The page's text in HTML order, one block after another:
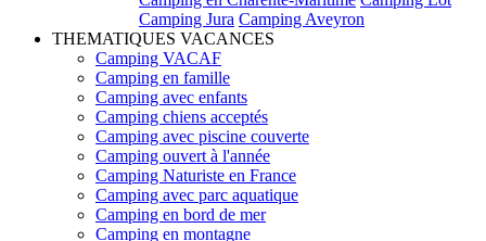
Camping Jura Camping Aveyron
THEMATIQUES VACANCES
Camping VACAF
Camping en famille
Camping avec enfants
Camping chiens acceptés
Camping avec piscine couverte
Camping ouvert à l'année
Camping Naturiste en France
Camping avec parc aquatique
Camping en bord de mer
Camping en montagne